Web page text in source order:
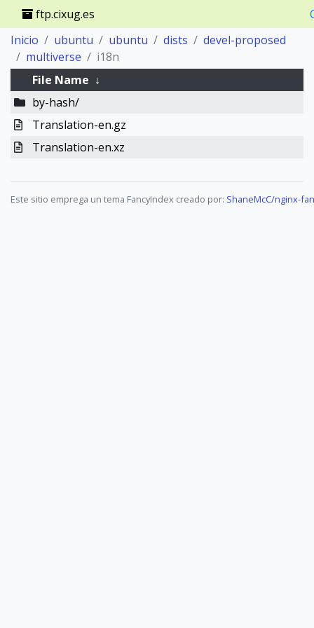
ftp.cixug.es
Inicio
ubuntu ubuntu dists
devel-proposed
multiverse
i18n
File Name ↓
by-hash/
Translation-en.gz
Translation-en.xz
Este sitio emprega un tema FancyIndex creado por: ShaneMcC/nginx-